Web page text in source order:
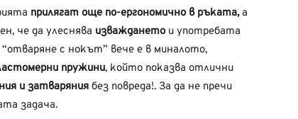
прилягат още по-ергономично в ръката,а
че да улеснява изважданетои употребата
с нокът” вече е в миналото,
пружини, който показва отлични
и затваряния без повреда!. За да не пречи
задача.